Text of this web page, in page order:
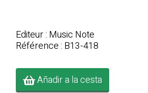
Editeur : Music Note
Référence : B13-418
Añadir a la cesta